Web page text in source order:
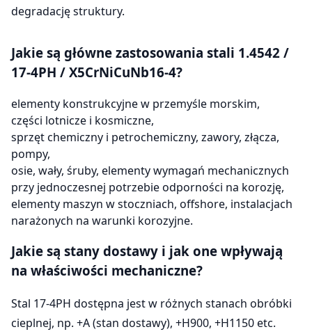
degradację struktury.
Jakie są główne zastosowania stali 1.4542 /
17-4PH / X5CrNiCuNb16-4?
elementy konstrukcyjne w przemyśle morskim,
części lotnicze i kosmiczne,
sprzęt chemiczny i petrochemiczny, zawory, złącza,
pompy,
osie, wały, śruby, elementy wymagań mechanicznych
przy jednoczesnej potrzebie odporności na korozję,
elementy maszyn w stoczniach, offshore, instalacjach
narażonych na warunki korozyjne.
Jakie są stany dostawy i jak one wpływają
na właściwości mechaniczne?
Stal 17-4PH dostępna jest w różnych stanach obróbki
cieplnej, np. +A (stan dostawy), +H900, +H1150 etc.